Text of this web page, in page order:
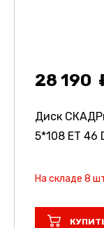
28 190
Диск
5*108 ET 46
На складе 8